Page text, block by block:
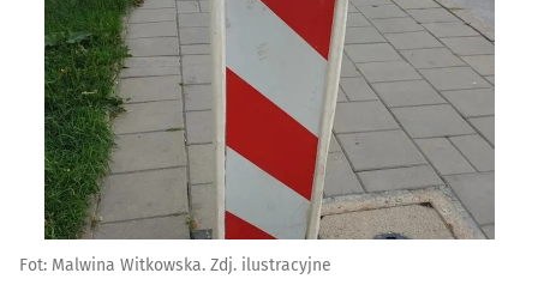
Fot: Malwina Witkowska. Zdj. ilustracyjne